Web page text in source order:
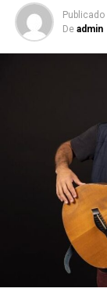
Publicado
De admin